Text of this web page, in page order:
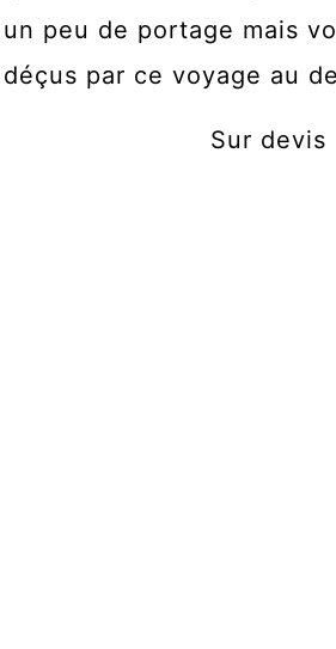
un peu de portage mais
déçus par ce voyage au
Sur devis